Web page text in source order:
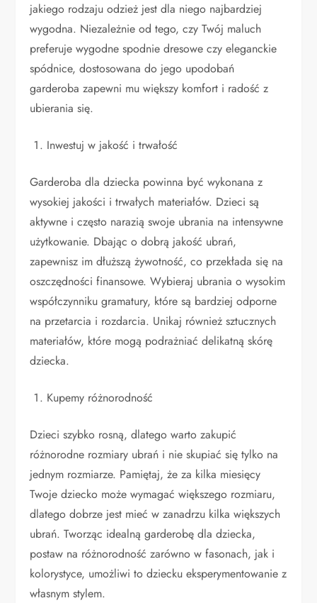
jakiego rodzaju odzież jest dla niego najbardziej
wygodna. Niezależnie od tego, czy Twój maluch
preferuje wygodne spodnie dresowe czy eleganckie
spódnice, dostosowana do jego upodobań
garderoba zapewni mu większy komfort i radość z
ubierania się.
Inwestuj w jakość i trwałość
Garderoba dla dziecka powinna być wykonana z
wysokiej jakości i trwałych materiałów. Dzieci są
aktywne i często narazią swoje ubrania na intensywne
użytkowanie. Dbając o dobrą jakość ubrań,
zapewnisz im dłuższą żywotność, co przekłada się na
oszczędności finansowe. Wybieraj ubrania o wysokim
współczynniku gramatury, które są bardziej odporne
na przetarcia i rozdarcia. Unikaj również sztucznych
materiałów, które mogą podrażniać delikatną skórę
dziecka.
Kupemy różnorodność
Dzieci szybko rosną, dlatego warto zakupić
różnorodne rozmiary ubrań i nie skupiać się tylko na
jednym rozmiarze. Pamiętaj, że za kilka miesięcy
Twoje dziecko może wymagać większego rozmiaru,
dlatego dobrze jest mieć w zanadrzu kilka większych
ubrań. Tworząc idealną garderobę dla dziecka,
postaw na różnorodność zarówno w fasonach, jak i
kolorystyce, umożliwi to dziecku eksperymentowanie z
własnym stylem.